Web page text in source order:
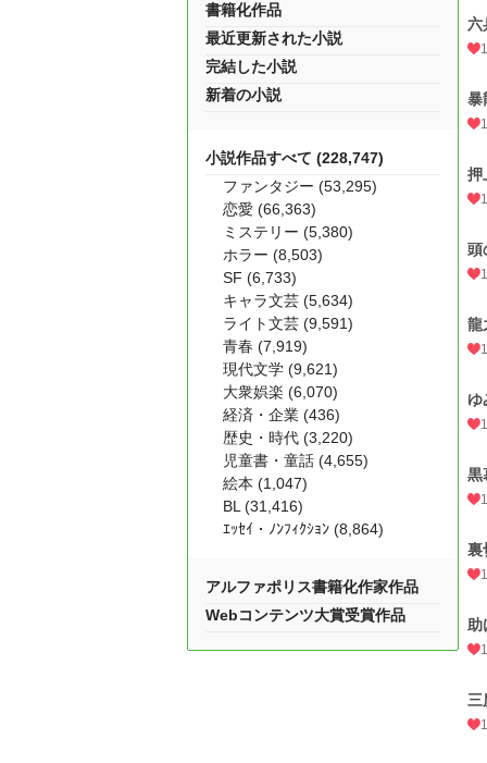
六
暴
押
頭
龍
ゆ
黒
裏
三
書籍化作品
最近更新された小説
完結した小説
新着の小説
小説作品すべて (228,747)
ファンタジー (53,295)
恋愛 (66,363)
ミステリー (5,380)
ホラー (8,503)
SF (6,733)
キャラ文芸 (5,634)
ライト文芸 (9,591)
青春 (7,919)
現代文学 (9,621)
大衆娯楽 (6,070)
経済・企業 (436)
歴史・時代 (3,220)
児童書・童話 (4,655)
絵本 (1,047)
BL (31,416)
ｴｯｾｲ・ﾉﾝﾌｨｸｼｮﾝ (8,864)
アルファポリス書籍化作家作品
Webコンテンツ大賞受賞作品